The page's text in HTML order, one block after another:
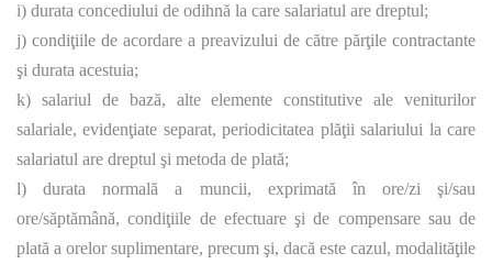
i) durata concediului de odihnă la care salariatul are dreptul;
j) condiţiile de acordare a preavizului de către părţile contractante
şi durata acestuia;
k) salariul de bază, alte elemente constitutive ale veniturilor
salariale, evidenţiate separat, periodicitatea plăţii salariului la care
salariatul are dreptul şi metoda de plată;
l) durata normală a muncii, exprimată în ore/zi şi/sau
ore/săptămână, condiţiile de efectuare şi de compensare sau de
plată a orelor suplimentare, precum şi, dacă este cazul, modalităţile